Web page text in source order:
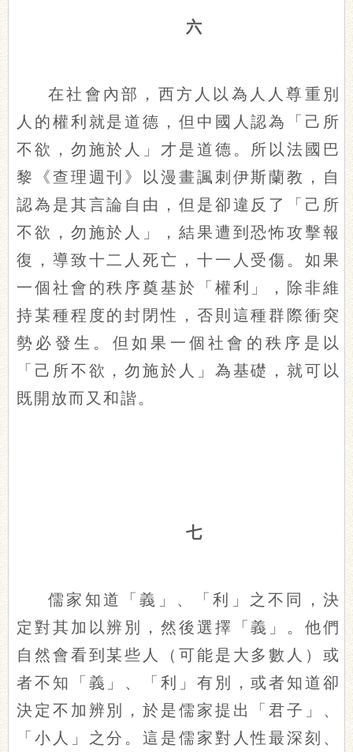
六
在社會內部，西方人以為人人尊重別
人的權利就是道德，但中國人認為「己所
不欲，勿施於人」才是道德。所以法國巴
黎《查理週刊》以漫畫諷刺伊斯蘭教，自
認為是其言論自由，但是卻違反了「己所
不欲，勿施於人」，結果遭到恐怖攻擊報
復，導致十二人死亡，十一人受傷。如果
一個社會的秩序奠基於「權利」，除非維
持某種程度的封閉性，否則這種群際衝突
勢必發生。但如果一個社會的秩序是以
「己所不欲，勿施於人」為基礎，就可以
既開放而又和諧。
七
儒家知道「義」、「利」之不同，決
定對其加以辨別，然後選擇「義」。他們
自然會看到某些人（可能是大多數人）或
者不知「義」、「利」有別，或者知道卻
決定不加辨別，於是儒家提出「君子」、
「小人」之分。這是儒家對人性最深刻、